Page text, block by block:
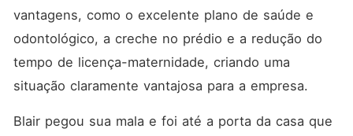
vantagens, como o excelente plano de saúde e
odontológico, a creche no prédio e a redução do
tempo de licença-maternidade, criando uma
situação claramente vantajosa para a empresa.
Blair pegou sua mala e foi até a porta da casa que